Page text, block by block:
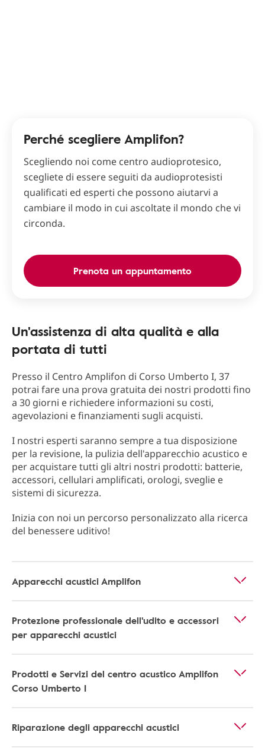
Perché scegliere Amplifon?
Scegliendo noi come centro audioprotesico,
scegliete di essere seguiti da audioprotesisti
qualificati ed esperti che possono aiutarvi a
cambiare il modo in cui ascoltate il mondo che vi
circonda.
Prenota un appuntamento
Un'assistenza di alta qualità e alla
portata di tutti
Presso il Centro Amplifon di Corso Umberto I, 37
potrai fare una prova gratuita dei nostri prodotti fino
a 30 giorni e richiedere informazioni su costi,
agevolazioni e finanziamenti sugli acquisti.
I nostri esperti saranno sempre a tua disposizione
per la revisione, la pulizia dell'apparecchio acustico e
per acquistare tutti gli altri nostri prodotti: batterie,
accessori, cellulari amplificati, orologi, sveglie e
sistemi di sicurezza.
Inizia con noi un percorso personalizzato alla ricerca
del benessere uditivo!
Apparecchi acustici Amplifon
Protezione professionale dell'udito e accessori
per apparecchi acustici
Prodotti e Servizi del centro acustico Amplifon
Corso Umberto I
Riparazione degli apparecchi acustici